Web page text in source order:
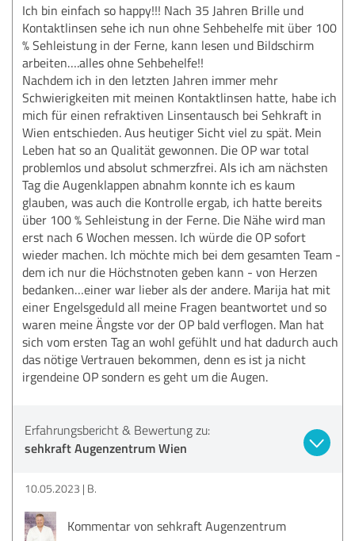
Ich bin einfach so happy!!! Nach 35 Jahren Brille und
Kontaktlinsen sehe ich nun ohne Sehbehelfe mit über 100
% Sehleistung in der Ferne, kann lesen und Bildschirm
arbeiten….alles ohne Sehbehelfe!!
Nachdem ich in den letzten Jahren immer mehr
Schwierigkeiten mit meinen Kontaktlinsen hatte, habe ich
mich für einen refraktiven Linsentausch bei Sehkraft in
Wien entschieden. Aus heutiger Sicht viel zu spät. Mein
Leben hat so an Qualität gewonnen. Die OP war total
problemlos und absolut schmerzfrei. Als ich am nächsten
Tag die Augenklappen abnahm konnte ich es kaum
glauben, was auch die Kontrolle ergab, ich hatte bereits
über 100 % Sehleistung in der Ferne. Die Nähe wird man
erst nach 6 Wochen messen. Ich würde die OP sofort
wieder machen. Ich möchte mich bei dem gesamten Team -
dem ich nur die Höchstnoten geben kann - von Herzen
bedanken…einer war lieber als der andere. Marija hat mit
einer Engelsgeduld all meine Fragen beantwortet und so
waren meine Ängste vor der OP bald verflogen. Man hat
sich vom ersten Tag an wohl gefühlt und hat dadurch auch
das nötige Vertrauen bekommen, denn es ist ja nicht
irgendeine OP sondern es geht um die Augen.
Erfahrungsbericht & Bewertung zu:
sehkraft Augenzentrum Wien
10.05.2023 B.
Kommentar von sehkraft Augenzentrum